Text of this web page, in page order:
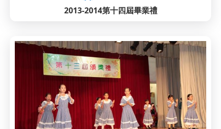
2013-2014第十四屆畢業禮